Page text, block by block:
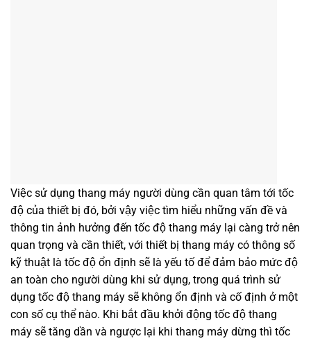
Việc sử dụng thang máy người dùng cần quan tâm tới tốc
độ của thiết bị đó, bởi vậy việc tìm hiểu những vấn đề và
thông tin ảnh hưởng đến tốc độ thang máy lại càng trở nên
quan trọng và cần thiết, với thiết bị thang máy có thông số
kỹ thuật là tốc độ ổn định sẽ là yếu tố để đảm bảo mức độ
an toàn cho người dùng khi sử dụng, trong quá trình sử
dụng tốc độ thang máy sẽ không ổn định và cố định ở một
con số cụ thể nào. Khi bắt đầu khởi động tốc độ thang
máy sẽ tăng dần và ngược lại khi thang máy dừng thì tốc